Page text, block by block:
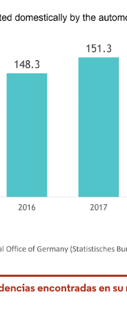
según CC BY 4.0.